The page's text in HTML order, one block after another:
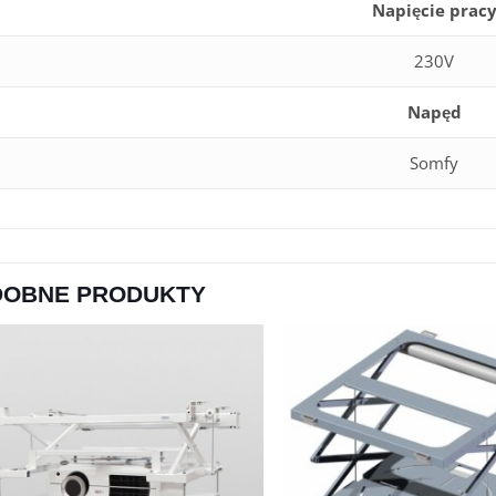
Napięcie pracy
230V
Napęd
Somfy
PRODUKTY